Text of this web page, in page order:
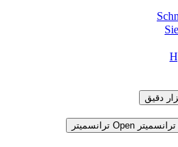
Open ترانسمیتر